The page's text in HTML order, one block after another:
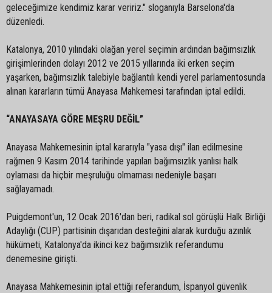
geleceğimize kendimiz karar veririz." sloganıyla Barselona'da
düzenledi.
Katalonya, 2010 yılındaki olağan yerel seçimin ardından bağımsızlık
girişimlerinden dolayı 2012 ve 2015 yıllarında iki erken seçim
yaşarken, bağımsızlık talebiyle bağlantılı kendi yerel parlamentosunda
alınan kararların tümü Anayasa Mahkemesi tarafından iptal edildi.
“ANAYASAYA GÖRE MEŞRU DEĞİL”
Anayasa Mahkemesinin iptal kararıyla "yasa dışı" ilan edilmesine
rağmen 9 Kasım 2014 tarihinde yapılan bağımsızlık yanlısı halk
oylaması da hiçbir meşruluğu olmaması nedeniyle başarı
sağlayamadı.
Puigdemont'un, 12 Ocak 2016'dan beri, radikal sol görüşlü Halk Birliği
Adaylığı (CUP) partisinin dışarıdan desteğini alarak kurduğu azınlık
hükümeti, Katalonya'da ikinci kez bağımsızlık referandumu
denemesine girişti.
Anayasa Mahkemesinin iptal ettiği referandum, İspanyol güvenlik